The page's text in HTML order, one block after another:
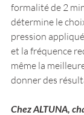
formalité de 2
détermine le
pression
et la fréquence
même la
donner des
Chez ALTUNA,